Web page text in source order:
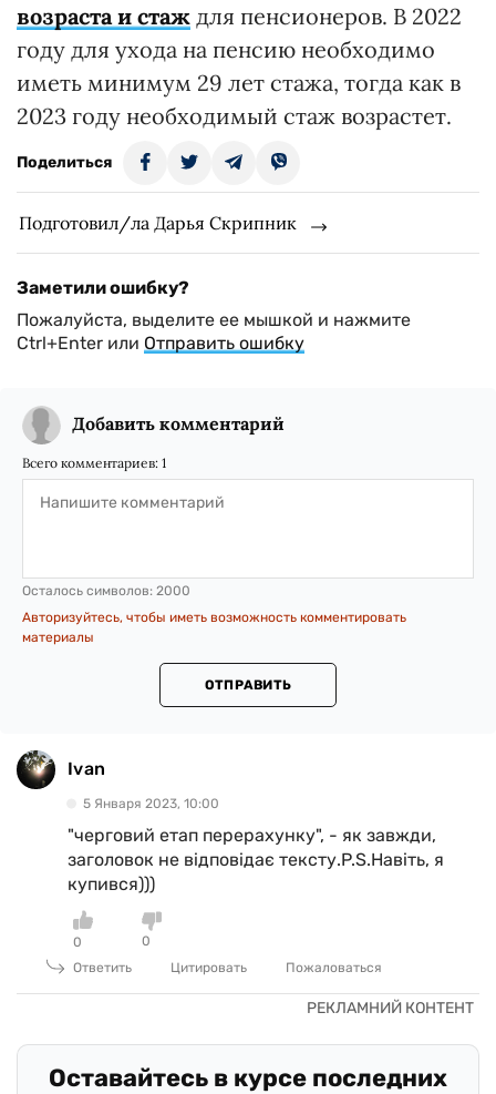
возраста и стаж для пенсионеров. В 2022
году для ухода на пенсию необходимо
иметь минимум 29 лет стажа, тогда как в
2023 году необходимый стаж возрастет.
Поделиться
Подготовил/ла Дарья Скрипник
Заметили ошибку?
Пожалуйста, выделите ее мышкой и нажмите
Ctrl+Enter или Отправить ошибку
Добавить комментарий
Всего комментариев: 1
Осталось символов: 2000
Авторизуйтесь, чтобы иметь возможность комментировать
материалы
ОТПРАВИТЬ
Ivan
5 Января 2023, 10:00
"черговий етап перерахунку", - як завжди,
заголовок не відповідає тексту.P.S.Навіть, я
купився)))
0
0
Ответить
Цитировать Пожаловаться
Оставайтесь в курсе последних